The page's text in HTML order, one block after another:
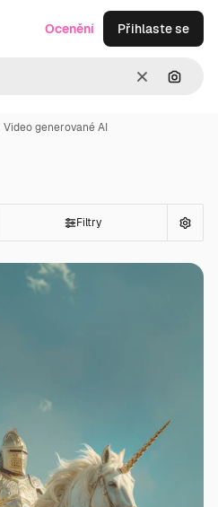
ZrušitHledat
Ocenění Přihlaste se
Video generované AI
Filtry